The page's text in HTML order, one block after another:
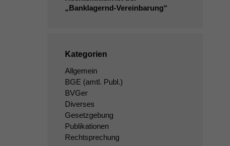
„Banklagernd-Vereinbarung“
Kategorien
Allgemein
BGE (amtl. Publ.)
BVGer
Diverses
Gesetzgebung
Publikationen
Rechtsprechung